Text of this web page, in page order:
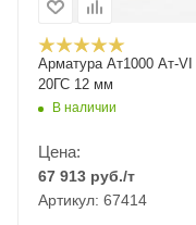
Арматура Ат1000 Ат-VI
20ГС 12 мм
В наличии
Цена:
67 913 руб./т
Артикул: 67414